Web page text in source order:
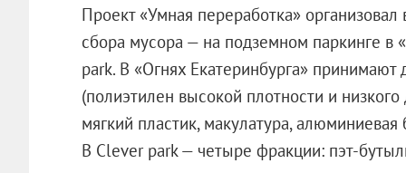
Проект «Умная переработка»
сбора мусора — на подземном паркинге в
park. В «Огнях Екатеринбурга» принимают
(полиэтилен высокой плотности и
мягкий пластик, макулатура,
В Clever park — четыре фракции: пэт-